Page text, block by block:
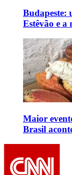
Budapeste:
Estêvão e
Maior
Brasil